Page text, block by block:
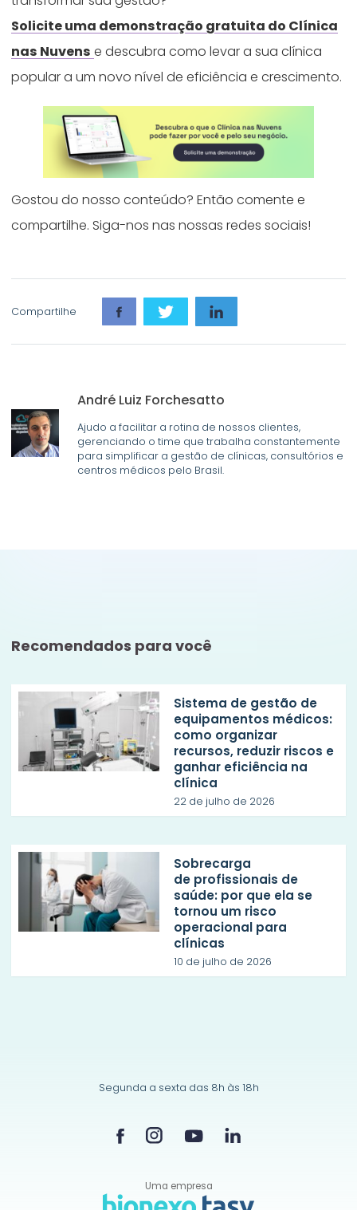
Solicite uma demonstração gratuita do Clínica
nas Nuvens e descubra como levar a sua clínica
popular a um novo nível de eficiência e crescimento.
Gostou do nosso conteúdo? Então comente e
compartilhe. Siga-nos nas nossas redes sociais!
Compartilhe
André Luiz Forchesatto
Ajudo a facilitar a rotina de nossos clientes,
gerenciando o time que trabalha constantemente
para simplificar a gestão de clínicas, consultórios e
centros médicos pelo Brasil.
Recomendados para você
Sistema de gestão de
equipamentos médicos:
como organizar
recursos, reduzir riscos e
ganhar eficiência na
clínica
22 de julho de 2026
Sobrecarga
de profissionais de
saúde: por que ela se
tornou um risco
operacional para
clínicas
10 de julho de 2026
Segunda a sexta das 8h às 18h
Uma empresa